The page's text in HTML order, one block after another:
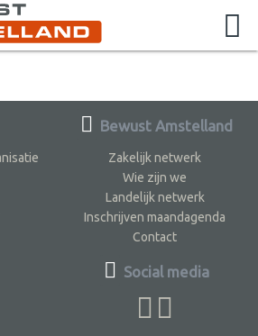
Bewust Amstelland
Zakelijk netwerk
Wie zijn we
Landelijk netwerk
Inschrijven maandagenda
Contact
Social media